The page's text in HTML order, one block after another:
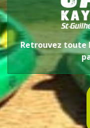
Retrouvez toute